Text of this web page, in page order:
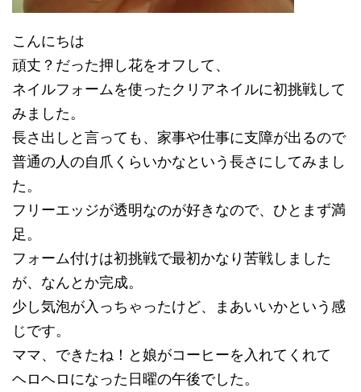
こんにちは
頑丈？だった押し花をオフして、
ネイルフォームを使ったクリアネイルに初挑戦して
みました。
長さ出しと言っても、家事や仕事に支障が出るので
普通の人の自爪くらいかなという長さにしてみまし
た。
フリーエッジが透明なのが好きなので、ひとまず満
足。
フォーム付けは初挑戦で最初かなり苦戦しました
が、なんとか完成。
少し気泡が入っちゃったけど、まあいいかという感
じです。
ママ、できたね！と娘がコーヒーを入れてくれて
ヘロヘロになった日曜の午後でした。